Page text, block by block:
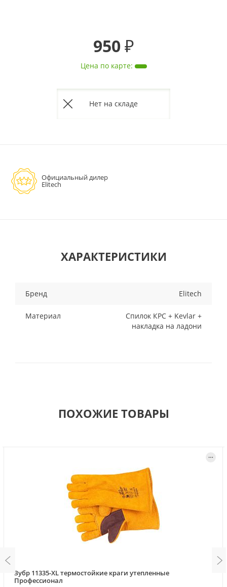
950 ₽
Цена по карте:
Нет на складе
Официальный дилер
Elitech
ХАРАКТЕРИСТИКИ
Бренд Elitech
Материал
Спилок КРС + Kevlar +
накладка на ладони
ПОХОЖИЕ ТОВАРЫ
Зубр 11335-XL термостойкие краги утепленные
Профессионал